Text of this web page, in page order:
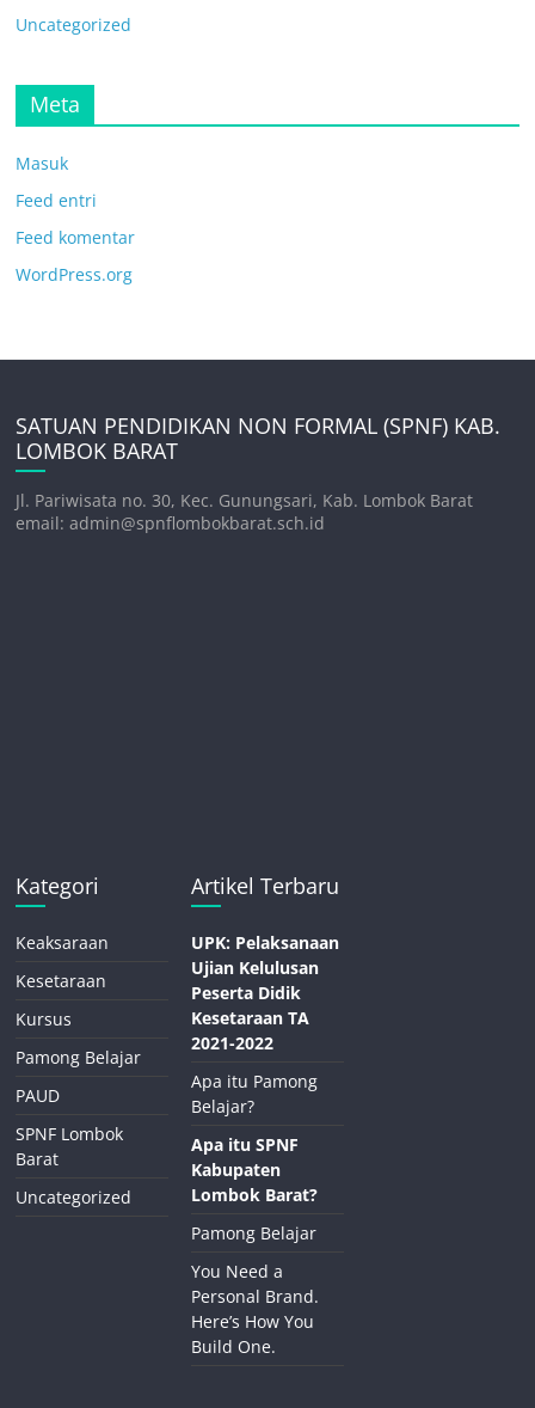
Uncategorized
Meta
Masuk
Feed entri
Feed komentar
WordPress.org
SATUAN PENDIDIKAN NON FORMAL (SPNF) KAB.
LOMBOK BARAT
Jl. Pariwisata no. 30, Kec. Gunungsari, Kab. Lombok Barat
email: admin@spnflombokbarat.sch.id
Kategori
Keaksaraan
Kesetaraan
Kursus
Pamong Belajar
PAUD
SPNF Lombok
Barat
Uncategorized
Artikel Terbaru
UPK: Pelaksanaan
Ujian Kelulusan
Peserta Didik
Kesetaraan TA
2021-2022
Apa itu Pamong
Belajar?
Apa itu SPNF
Kabupaten
Lombok Barat?
Pamong Belajar
You Need a
Personal Brand.
Here’s How You
Build One.